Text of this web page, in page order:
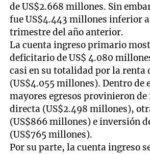
de US$2.668 millones. Sin
fue US$4.443 millones inferior
trimestre del año anterior.
La cuenta ingreso primario
deficitario de US$ 4.080
casi en su totalidad por la renta
(US$4.055 millones). Dentro de
mayores egresos provinieron
directa (US$2.498 millones),
(US$866 millones) e inversión
(US$765 millones).
Por su parte, la cuenta ingreso